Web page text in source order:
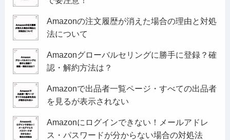
Amazonの注文履歴が消えた場合の理由と対処
法について
Amazonグローバルセリングに勝手に登録？確
認・解約方法は？
Amazonで出品者一覧ページ・すべての出品者
を見るが表示されない
Amazonにログインできない！メールアドレ
ス・パスワードが分からない場合の対処法